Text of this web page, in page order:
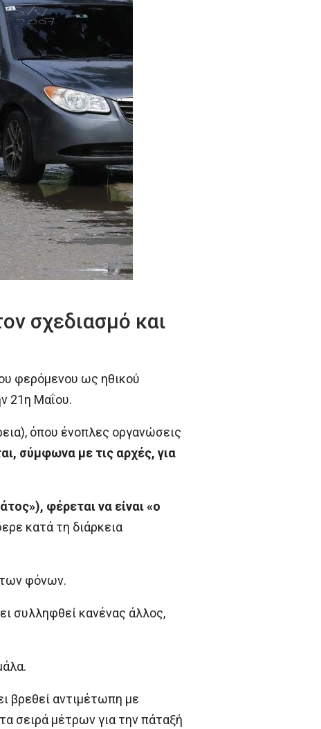
σχεδιασμό και
φερόμενου ως ηθικού
21η Μαΐου.
όπου ένοπλες οργανώσεις
σύμφωνα με τις αρχές, για
φέρεται να είναι «ο
κατά τη διάρκεια
των φόνων.
συλληφθεί κανένας άλλος,
βρεθεί αντιμέτωπη με
σειρά μέτρων για την πάταξή